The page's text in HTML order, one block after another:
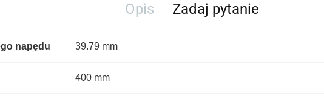
Opis Zadaj pytanie
napędu 39.79 mm
400 mm